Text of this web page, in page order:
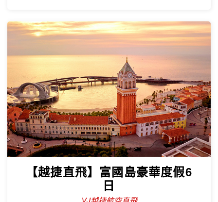
【越捷直飛】富國島豪華度假6
日
VJ越捷航空直飛
五星飯店、最長跨海纜車、太陽香島自然
公園、富國大世界、safari、海鮮痛風餐
精緻越南遊